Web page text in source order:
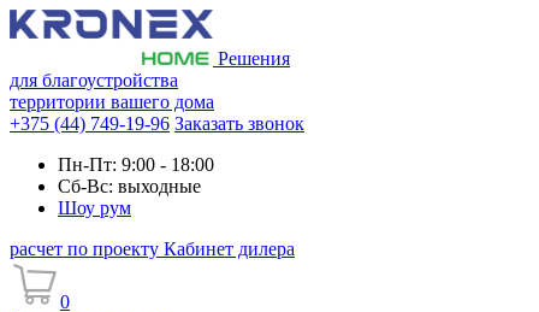
Решения
для благоустройства
территории вашего дома
+375 (44) 749-19-96 Заказать звонок
Пн-Пт: 9:00 - 18:00
Сб-Вс: выходные
Шоу рум
расчет по проекту Кабинет дилера
0